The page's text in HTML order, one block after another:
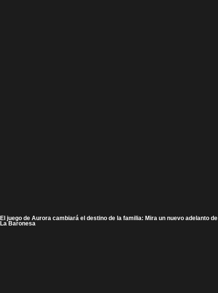
El juego de Aurora cambiará el destino de la familia: Mira un nuevo adelanto de
La Baronesa